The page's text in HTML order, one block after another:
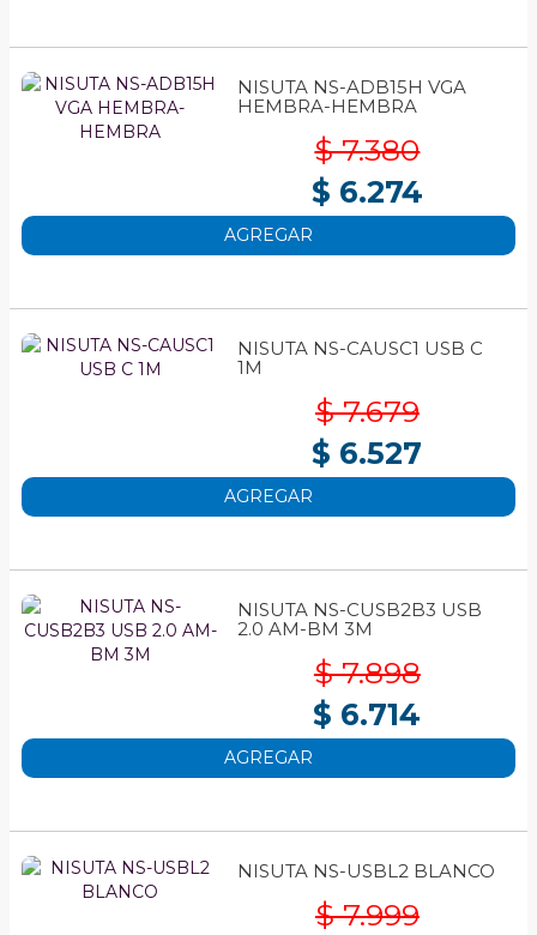
NISUTA NS-ADB15H VGA
HEMBRA-HEMBRA
$ 7.380
$ 6.274
AGREGAR
NISUTA NS-CAUSC1 USB C
1M
$ 7.679
$ 6.527
AGREGAR
NISUTA NS-CUSB2B3 USB
2.0 AM-BM 3M
$ 7.898
$ 6.714
AGREGAR
NISUTA NS-USBL2 BLANCO
$ 7.999